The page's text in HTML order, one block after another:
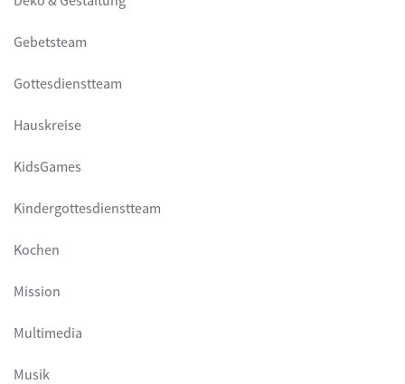
Gebetsteam
Gottesdienstteam
Hauskreise
KidsGames
Kindergottesdienstteam
Kochen
Mission
Multimedia
Musik